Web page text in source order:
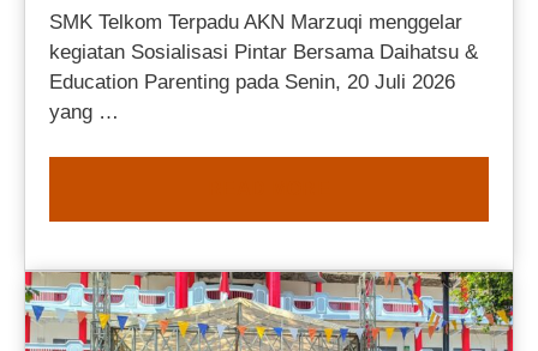
SMK Telkom Terpadu AKN Marzuqi menggelar
kegiatan Sosialisasi Pintar Bersama Daihatsu &
Education Parenting pada Senin, 20 Juli 2026
yang …